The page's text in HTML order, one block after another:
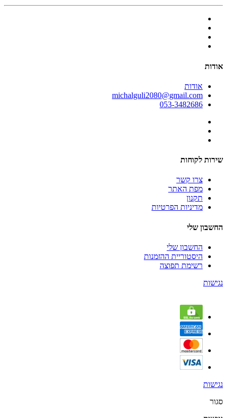
אודות
אודות
michalguli2080@gmail.com
053-3482686
שירות לקוחות
צרו קשר
מפת האתר
תקנון
מדיניות הפרטיות
החשבון שלי
החשבון שלי
היסטוריית ההזמנות
רשימת תפוצה
נגישות
נגישות
סגור